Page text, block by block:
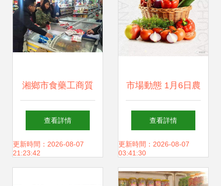
格邊際走高的螺旋
機理
湘鄉市食藥工商質
監局開展問題水餃
大清查護航食用農
查看詳情
更新時間：2026-08-07
21:23:42
市場動態 1月6日農
產品批發價格指數
微幅上揚，食用農
產品市場活躍
查看詳情
更新時間：2026-08-07
03:41:30